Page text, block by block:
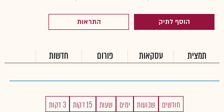
הוסף לתיק התראות
תמצית עסקאות פורום חדשות
חודשים שבועות ימים שעות 15 דקות 3 דקות